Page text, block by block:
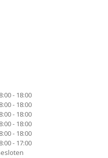
- 18:00
- 18:00
- 18:00
- 18:00
- 18:00
- 17:00